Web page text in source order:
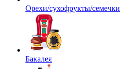
Орехи/сухофрукты/семечки
Бакалея